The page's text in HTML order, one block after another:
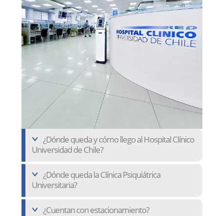
¿Dónde queda y cómo llego al Hospital Clínico
Universidad de Chile?
¿Dónde queda la Clínica Psiquiátrica
Universitaria?
¿Cuentan con estacionamiento?